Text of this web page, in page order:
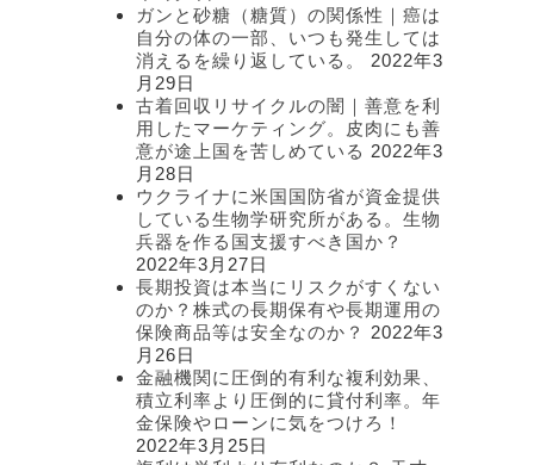
ガンと砂糖（糖質）の関係性｜癌は
自分の体の一部、いつも発生しては
消えるを繰り返している。
2022年3
月29日
古着回収リサイクルの闇｜善意を利
用したマーケティング。皮肉にも善
意が途上国を苦しめている 2022年3
月28日
ウクライナに米国国防省が資金提供
している生物学研究所がある。生物
兵器を作る国支援すべき国か？
2022年3月27日
長期投資は本当にリスクがすくない
のか？株式の長期保有や長期運用の
保険商品等は安全なのか？
2022年3
月26日
金融機関に圧倒的有利な複利効果、
積立利率より圧倒的に貸付利率。年
金保険やローンに気をつけろ！
2022年3月25日